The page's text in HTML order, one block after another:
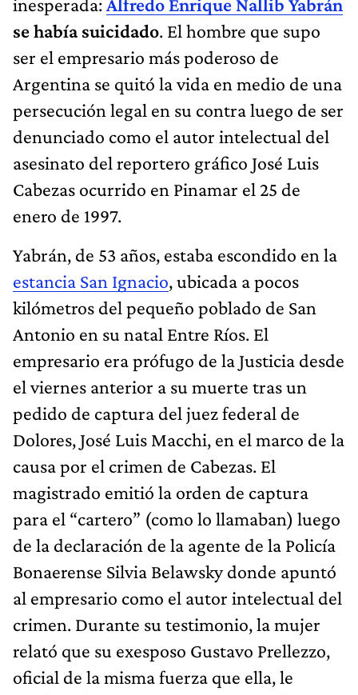
inesperada:Alfredo Enrique Nallib Yabrán
se había suicidado. El hombre que supo
ser el empresario más poderoso de
Argentina se quitó la vida en medio de una
persecución legal en su contra luego de ser
denunciado como el autor intelectual del
asesinato del reportero gráfico José Luis
Cabezas ocurrido en Pinamar el 25 de
enero de 1997.
Yabrán, de 53 años, estaba escondido en la
estancia San Ignacio, ubicada a pocos
kilómetros del pequeño poblado de San
Antonio en su natal Entre Ríos. El
empresario era prófugo de la Justicia desde
el viernes anterior a su muerte tras un
pedido de captura del juez federal de
Dolores, José Luis Macchi, en el marco de la
causa por el crimen de Cabezas. El
magistrado emitió la orden de captura
para el “cartero” (como lo llamaban) luego
de la declaración de la agente de la Policía
Bonaerense Silvia Belawsky donde apuntó
al empresario como el autor intelectual del
crimen. Durante su testimonio, la mujer
relató que su exesposo Gustavo Prellezzo,
oficial de la misma fuerza que ella, le